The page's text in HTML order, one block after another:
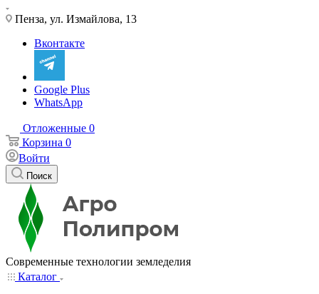
Пенза, ул. Измайлова, 13
Вконтакте
Google Plus
WhatsApp
Отложенные 0
Корзина 0
Войти
Поиск
Современные технологии земледелия
Каталог